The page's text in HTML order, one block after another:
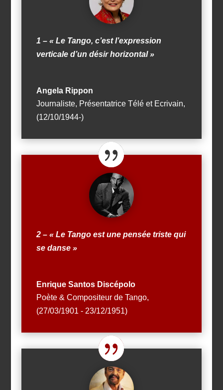
1 – « Le Tango, c’est l’expression
verticale d’un désir horizontal »
Angela Rippon
Journaliste, Présentatrice Télé et Ecrivain,
(12/10/1944-)
2 – « Le Tango est une pensée triste qui
se danse »
Enrique Santos Discépolo
Poète & Compositeur de Tango,
(27/03/1901 - 23/12/1951)